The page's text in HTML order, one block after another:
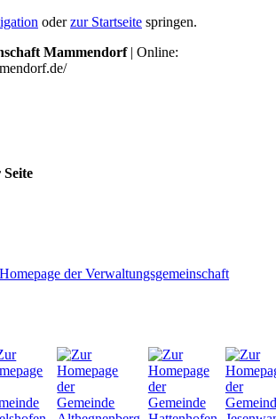
oderzur Startseite springen.
Mammendorf| Online: